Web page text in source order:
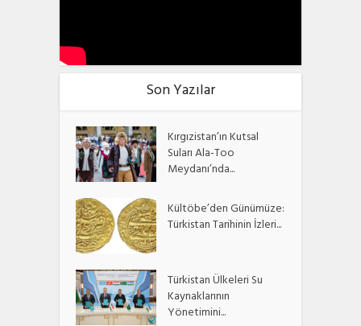
Son Yazılar
Kırgızistan’ın Kutsal
Suları Ala-Too
Meydanı’nda...
Kültöbe’den Günümüze:
Türkistan Tarihinin İzleri...
Türkistan Ülkeleri Su
Kaynaklarının
Yönetimini...